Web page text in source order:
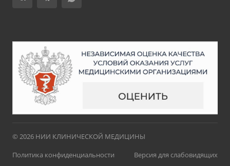
© 2026 НИИ КЛИНИЧЕСКОЙ МЕДИЦИНЫ
Политика конфиденциальности
Версия для слабовидящих